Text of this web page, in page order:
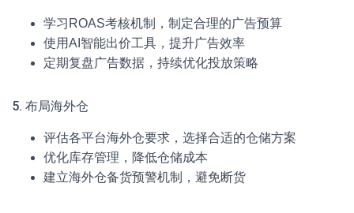
学习ROAS考核机制，制定合理的广告预算
使用AI智能出价工具，提升广告效率
定期复盘广告数据，持续优化投放策略
5. 布局海外仓
评估各平台海外仓要求，选择合适的仓储方案
优化库存管理，降低仓储成本
建立海外仓备货预警机制，避免断货